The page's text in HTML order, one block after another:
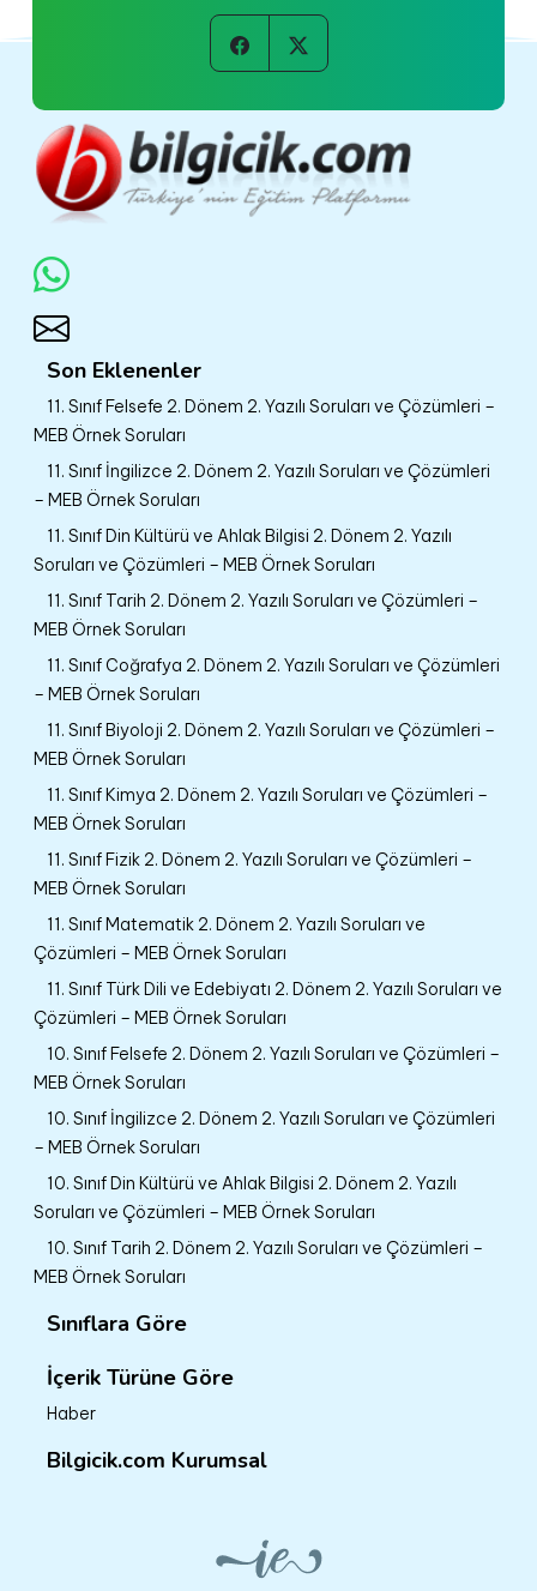
Son Eklenenler
11. Sınıf Felsefe 2. Dönem 2. Yazılı Soruları ve Çözümleri –
MEB Örnek Soruları
11. Sınıf İngilizce 2. Dönem 2. Yazılı Soruları ve Çözümleri
– MEB Örnek Soruları
11. Sınıf Din Kültürü ve Ahlak Bilgisi 2. Dönem 2. Yazılı
Soruları ve Çözümleri – MEB Örnek Soruları
11. Sınıf Tarih 2. Dönem 2. Yazılı Soruları ve Çözümleri –
MEB Örnek Soruları
11. Sınıf Coğrafya 2. Dönem 2. Yazılı Soruları ve Çözümleri
– MEB Örnek Soruları
11. Sınıf Biyoloji 2. Dönem 2. Yazılı Soruları ve Çözümleri –
MEB Örnek Soruları
11. Sınıf Kimya 2. Dönem 2. Yazılı Soruları ve Çözümleri –
MEB Örnek Soruları
11. Sınıf Fizik 2. Dönem 2. Yazılı Soruları ve Çözümleri –
MEB Örnek Soruları
11. Sınıf Matematik 2. Dönem 2. Yazılı Soruları ve
Çözümleri – MEB Örnek Soruları
11. Sınıf Türk Dili ve Edebiyatı 2. Dönem 2. Yazılı Soruları ve
Çözümleri – MEB Örnek Soruları
10. Sınıf Felsefe 2. Dönem 2. Yazılı Soruları ve Çözümleri –
MEB Örnek Soruları
10. Sınıf İngilizce 2. Dönem 2. Yazılı Soruları ve Çözümleri
– MEB Örnek Soruları
10. Sınıf Din Kültürü ve Ahlak Bilgisi 2. Dönem 2. Yazılı
Soruları ve Çözümleri – MEB Örnek Soruları
10. Sınıf Tarih 2. Dönem 2. Yazılı Soruları ve Çözümleri –
MEB Örnek Soruları
Sınıflara Göre
İçerik Türüne Göre
Haber
Bilgicik.com Kurumsal